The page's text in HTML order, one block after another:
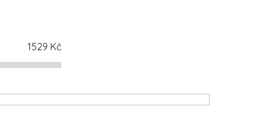
1529 Kč